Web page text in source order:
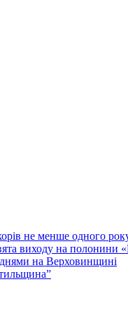
не менше одного
виходу на полонини
на Верховинщині